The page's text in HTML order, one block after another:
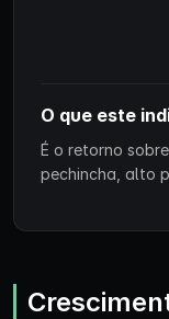
O que este
É o retorno
pechincha, alto